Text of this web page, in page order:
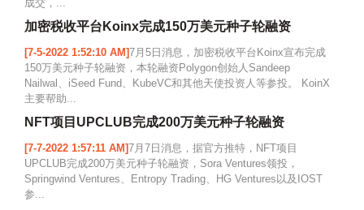
成交，...
加密税收平台Koinx完成150万美元种子轮融资
[7-5-2022 1:52:10 AM]7月5日消息，加密税收平台Koinx宣布完成
150万美元种子轮融资，本轮融资Polygon创始人Sandeep
Nailwal、iSeed Fund、KubeVC和其他天使投资人等参投。 KoinX
主要帮助...
NFT项目UPCLUB完成200万美元种子轮融资
[7-7-2022 1:57:11 AM]7月7日消息，据官方推特，NFT项目
UPCLUB完成200万美元种子轮融资，Sora Ventures领投，
Springwind Ventures、Entropy Trading、HG Ventures以及IOST
参...